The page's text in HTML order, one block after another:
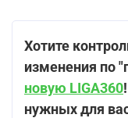
Хотите
изменения по
новую LIGA360
нужных для